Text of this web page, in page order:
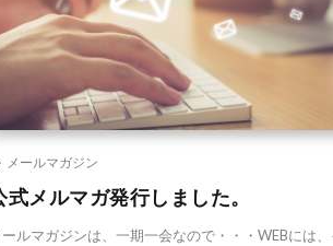
メールマガジン
式メルマガ発行しました。
ールマガジンは、一期一会なので・・・WEBには、